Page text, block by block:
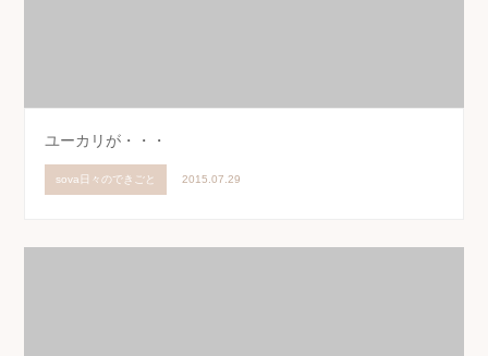
ユーカリが・・・
sova日々のできごと 2015.07.29